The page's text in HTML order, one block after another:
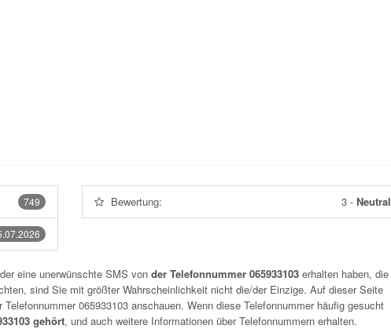
749 Bewertung: 3- Neutral
eine unerwünschte SMS von der Telefonnummer 065933103 erhalten haben, die
sind Sie mit größter Wahrscheinlichkeit nicht die/der Einzige. Auf dieser Seite
Telefonnummer065933103 anschauen. Wenn diese Telefonnummer häufig gesucht
gehört, und auch weitere Informationen über Telefonnummern erhalten.